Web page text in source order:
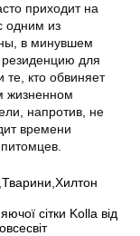
приходит на
одним из
в минувшем
резиденцию для
те, кто обвиняет
жизненном
напротив, не
времени
Тварини Хилтон
сітки Kolla від